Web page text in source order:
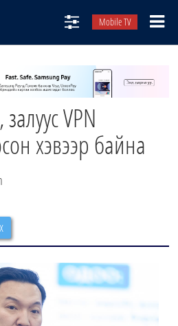
Mobile TV
VPN
хэвээр байна